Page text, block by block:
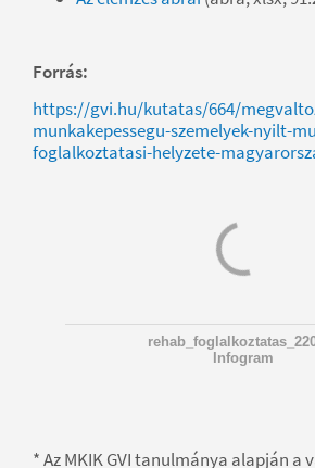
Forrás:
https://gvi.hu/kutatas/664/
munkakepessegu-szemelyek-nyilt-
foglalkoztatasi-helyzete-
Infogram
* Az MKIK GVI tanulmánya alapján a